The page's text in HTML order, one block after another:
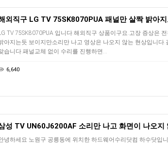
외직구 LG TV 75SK8070PUA 패널만 살짝 밝아
TV 75SK8070PUA 입니다.해외직구 상품이구요.고장 증상은
아지는듯 보이지만소리만 나고 영상은 나오지 않는 현상입니다.
습니다.패널교체 없이 수리를 진행하면…
6,640
성 TV UN60J6200AF 소리만 나고 화면이 나오지
녕하세요 노원구 공릉동에 위치한 하드웨어수리닷컴 하수닷입